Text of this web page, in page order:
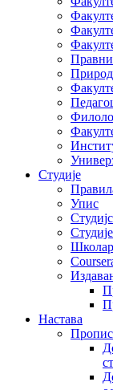
Правни
Студије
Упис
Настава